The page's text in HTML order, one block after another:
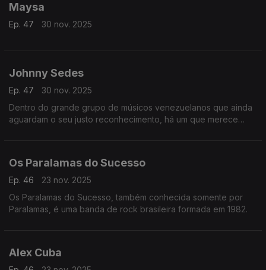
Maysa
Ep. 47 30 nov. 2025
Johnny Sedes
Ep. 47
30 nov. 2025
Dentro do grande grupo de músicos venezuelanos que ainda
aguardam o seu justo reconhecimento, há um que merece
Os Paralamas do Sucesso
Ep. 46
23 nov. 2025
Os Paralamas do Sucesso, também conhecida somente por
Paralamas, é uma banda de rock brasileira formada em 1982.
Alex Cuba